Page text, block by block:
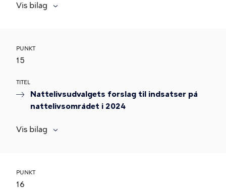
Vis bilag
PUNKT
15
TITEL
Nattelivsudvalgets forslag til indsatser på
nattelivsområdet i 2024
Vis bilag
PUNKT
16